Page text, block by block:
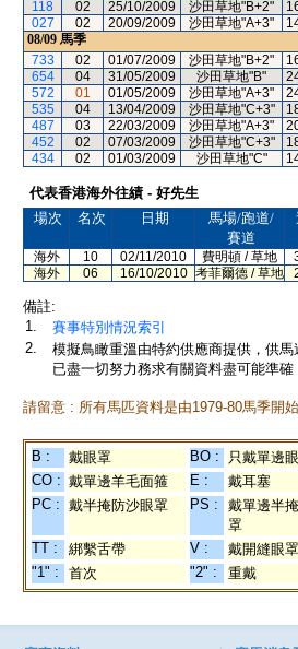
118
02 25/10/2009 沙田草地"B+2"
027
02 20/09/2009 沙田草地"A+3"
08/09 馬季
733
02 01/07/2009 沙田草地"B+2"
654
04 31/05/2009 沙田草地"B"
572
01 01/05/2009 沙田草地"A+3"
535
04 13/04/2009 沙田草地"C+3"
487
03 22/03/2009 沙田草地"A+3"
452
02 07/03/2009 沙田草地"C+3"
434
02 01/03/2009 沙田草地"C"
代表香港海外往績 - 好先生
場次
名次 日期
馬場/跑道/
賽道
海外 10 02/11/2010 費明頓 / 草地
海外
06 16/10/2010 考菲爾德 / 草地
備註:
1.
賽事特別情況索引
2.
模擬鳥瞰重溫由特約供應商提供，供
已盡一切努力務求有關資料盡可能準
請留意 : 所有馬匹資料是由1979-80馬季開
B : 戴眼罩 BO : 只戴單邊
CO : 戴單邊羊毛面箍 E : 戴耳塞
PC : 戴半掩防沙眼罩 PS :
戴單邊半
罩
TT : 綁繫舌帶 V : 戴開縫眼罩
"1" :
首次 "2" : 重戴